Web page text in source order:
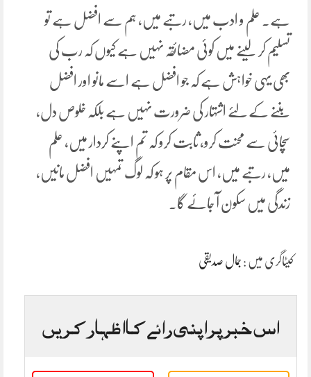
ہے۔ علم و ادب میں، رتبے میں، ہم سے افضل ہے تو
تسلیم کر لینے میں کوئی مضائقہ نہیں ہے کیوں کہ رب کی
بھی یہی خواہش ہے کہ جو افضل ہے اسے مانو اور افضل
بننے کے لئے اشتہار کی ضرورت نہیں ہے بلکہ خلوص دل،
سچائی سے محنت کرو، ثابت کرو کہ تم اپنے کردار میں، علم
میں، رتبے میں، اس مقام پر ہو کہ لوگ تمہیں افضل مانیں،
زندگی میں سکون آ جائے گا۔
کیٹاگری میں : جمال صدیقی
اس خبر پر اپنی رائے کا اظہار کریں